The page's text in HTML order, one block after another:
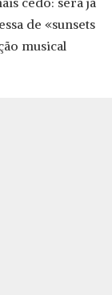
de «sunsets
musical